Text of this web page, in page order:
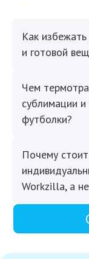
Как
и готовой
Чем
сублимации
футболки?
Почему
Workzilla, а